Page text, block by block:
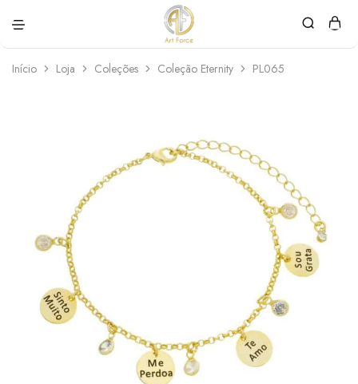
Force
personalizadas
Início Loja Coleções Coleção Eternity PL065